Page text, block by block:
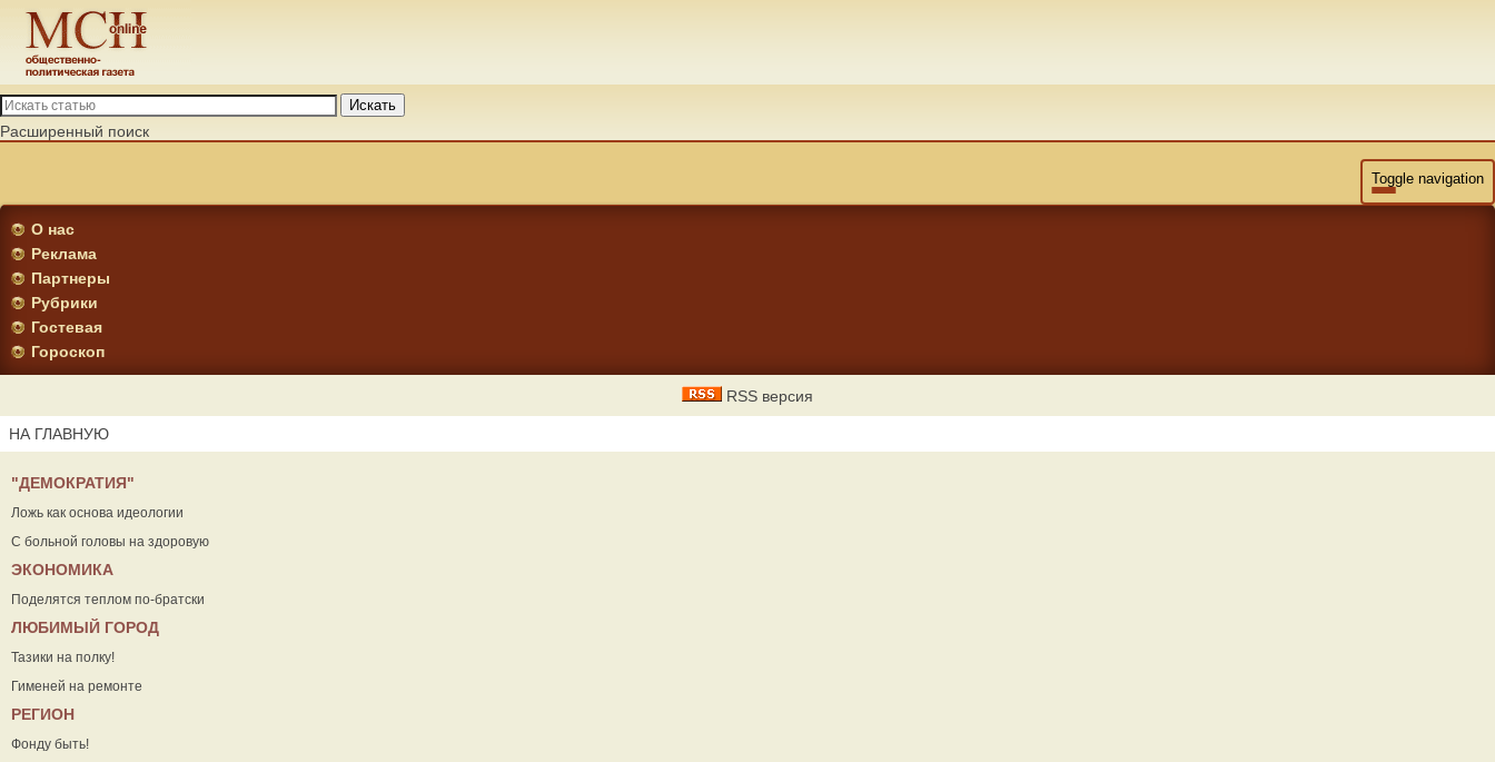
Искать
Расширенный поиск
Toggle navigation
О нас
Реклама
Партнеры
Рубрики
Гостевая
Гороскоп
RSS версия
НА ГЛАВНУЮ
"ДЕМОКРАТИЯ"
Ложь как основа идеологии
С больной головы на здоровую
ЭКОНОМИКА
Поделятся теплом по-братски
ЛЮБИМЫЙ ГОРОД
Тазики на полку!
Гименей на ремонте
РЕГИОН
Фонду быть!